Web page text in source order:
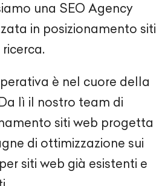
una SEO Agency
in posizionamento siti
è nel cuore della
lì il nostro team di
siti web progetta
di ottimizzazione sui
siti web già esistenti e